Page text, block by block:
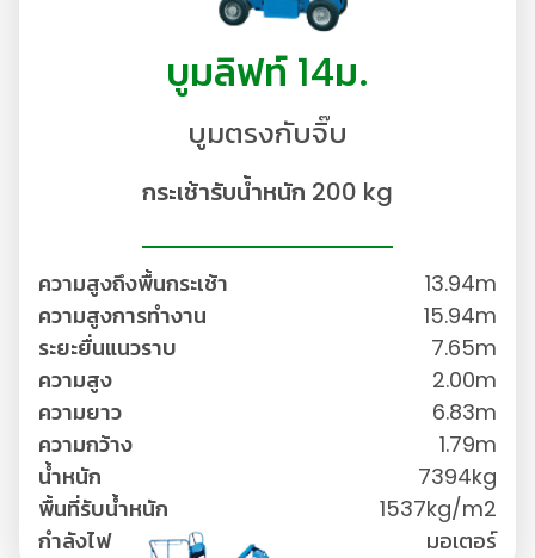
บูมลิฟท์ 14ม.
บูมตรงกับจิ๊บ
กระเช้ารับน้ำหนัก 200 kg
ความสูงถึงพื้นกระเช้า
13.94m
ความสูงการทำงาน
15.94m
ระยะยื่นแนวราบ
7.65m
ความสูง
2.00m
ความยาว
6.83m
ความกว้าง
1.79m
น้ำหนัก
7394kg
พื้นที่รับน้ำหนัก
1537kg/m2
กำลังไฟ
มอเตอร์